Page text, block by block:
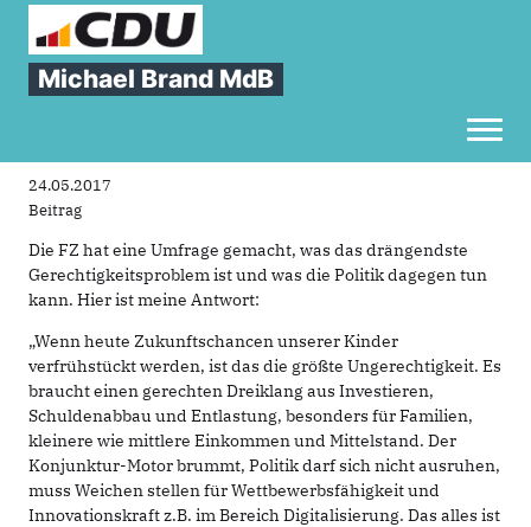
Michael Brand MdB
Sie sind hier
» "Chancen nicht verfrühstücken" - Über Gerechtigkeit
"Chancennichtverfrühstücken"
24.05.2017
Beitrag
Die FZ hat eine Umfrage gemacht, was das drängendste
Gerechtigkeitsproblem ist und was die Politik dagegen tun
kann. Hier ist meine Antwort:
„Wenn heute Zukunftschancen unserer Kinder
verfrühstückt werden, ist das die größte Ungerechtigkeit. Es
braucht einen gerechten Dreiklang aus Investieren,
Schuldenabbau und Entlastung, besonders für Familien,
kleinere wie mittlere Einkommen und Mittelstand. Der
Konjunktur-Motor brummt, Politik darf sich nicht ausruhen,
muss Weichen stellen für Wettbewerbsfähigkeit und
Innovationskraft z.B. im Bereich Digitalisierung. Das alles ist